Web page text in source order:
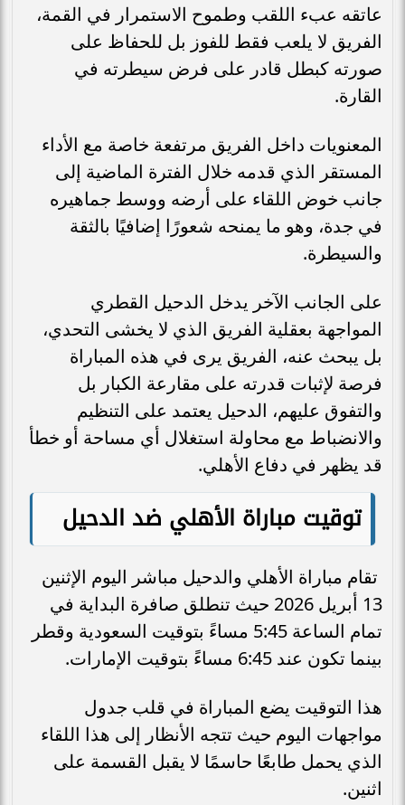
عاتقه عبء اللقب وطموح الاستمرار في القمة،
الفريق لا يلعب فقط للفوز بل للحفاظ على
صورته كبطل قادر على فرض سيطرته في
القارة.
المعنويات داخل الفريق مرتفعة خاصة مع الأداء
المستقر الذي قدمه خلال الفترة الماضية إلى
جانب خوض اللقاء على أرضه ووسط جماهيره
في جدة، وهو ما يمنحه شعورًا إضافيًا بالثقة
والسيطرة.
على الجانب الآخر يدخل الدحيل القطري
المواجهة بعقلية الفريق الذي لا يخشى التحدي،
بل يبحث عنه، الفريق يرى في هذه المباراة
فرصة لإثبات قدرته على مقارعة الكبار بل
والتفوق عليهم، الدحيل يعتمد على التنظيم
والانضباط مع محاولة استغلال أي مساحة أو خطأ
قد يظهر في دفاع الأهلي.
توقيت مباراة الأهلي ضد الدحيل
تقام مباراة الأهلي والدحيل مباشر اليوم الإثنين
13 أبريل 2026 حيث تنطلق صافرة البداية في
تمام الساعة 5:45 مساءً بتوقيت السعودية وقطر
بينما تكون عند 6:45 مساءً بتوقيت الإمارات.
هذا التوقيت يضع المباراة في قلب جدول
مواجهات اليوم حيث تتجه الأنظار إلى هذا اللقاء
الذي يحمل طابعًا حاسمًا لا يقبل القسمة على
اثنين.